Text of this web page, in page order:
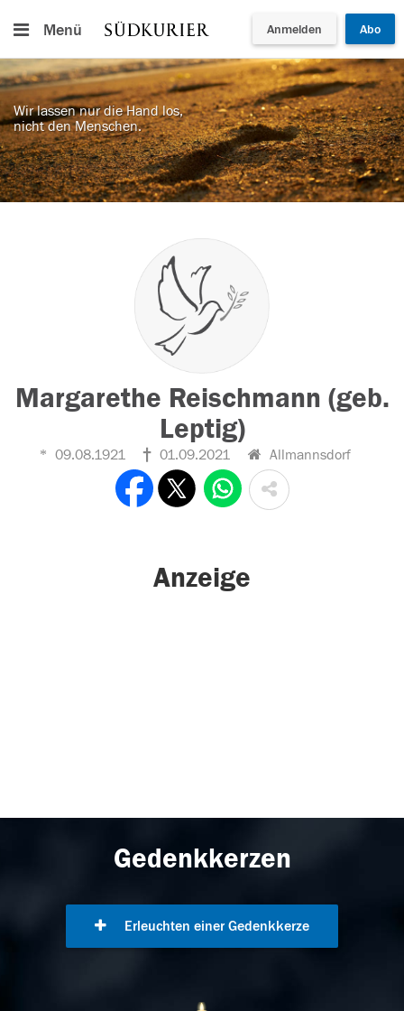
Menü Anmelden Abo
Wir lassen nur die Hand los,
nicht den Menschen.
Margarethe Reischmann (geb.
Leptig)
09.08.1921 01.09.2021 Allmannsdorf
Anzeige
Gedenkkerzen
Erleuchten einer Gedenkkerze